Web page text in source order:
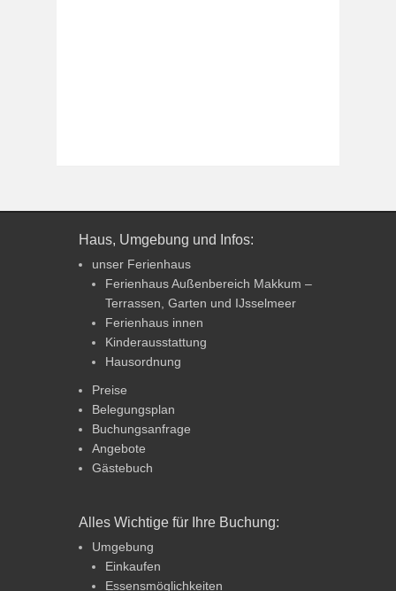
Haus, Umgebung und Infos:
unser Ferienhaus
Ferienhaus Außenbereich Makkum –
Terrassen, Garten und IJsselmeer
Ferienhaus innen
Kinderausstattung
Hausordnung
Preise
Belegungsplan
Buchungsanfrage
Angebote
Gästebuch
Alles Wichtige für Ihre Buchung:
Umgebung
Einkaufen
Essensmöglichkeiten